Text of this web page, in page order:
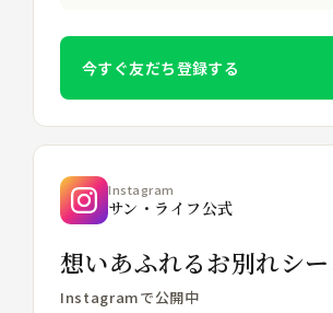
今すぐ友だち登録する
Instagram
サン・ライフ公式
想いあふれるお別れシ
Instagramで公開中